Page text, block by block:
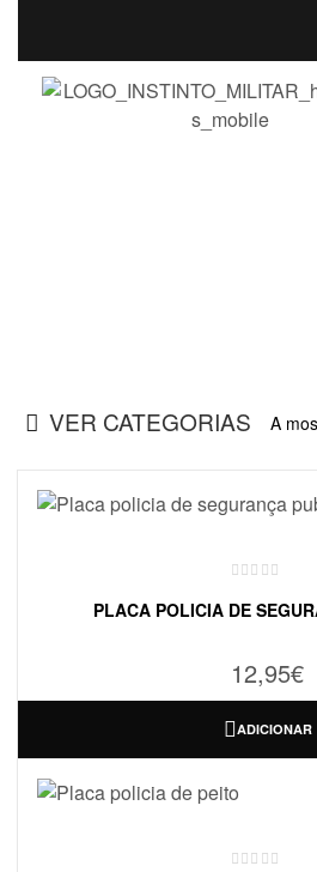
VER CATEGORIAS A
PLACA POLICIA DE
12,95€
ADICIONAR